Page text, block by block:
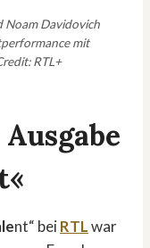
Noam Davidovich
mit
RTL+
nt“ beiRTLwar